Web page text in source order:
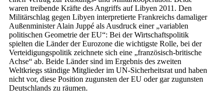
waren treibende Kräfte des Angriffs auf Libyen 2011. Den
Militärschlag gegen Libyen interpretierte Frankreichs damaliger
Außenminister Alain Juppé als Ausdruck einer „variablen
politischen Geometrie der EU“: Bei der Wirtschaftspolitik
spielten die Länder der Eurozone die wichtigste Rolle, bei der
Verteidigungspolitik zeichnete sich eine „französisch-britische
Achse“ ab. Beide Länder sind im Ergebnis des zweiten
Weltkriegs ständige Mitglieder im UN-Sicherheitsrat und haben
nicht vor, diese Position zugunsten der EU oder gar zugunsten
Deutschlands zu räumen.